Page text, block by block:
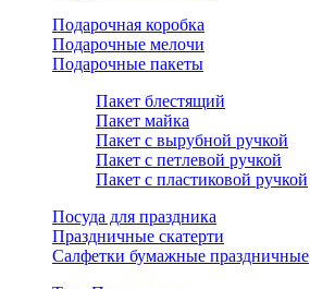
Подарочная коробка
Подарочные мелочи
Подарочные пакеты
Пакет блестящий
Пакет майка
Пакет с вырубной ручкой
Пакет с петлевой ручкой
Пакет с пластиковой ручкой
Посуда для праздника
Праздничные скатерти
Салфетки бумажные праздничные